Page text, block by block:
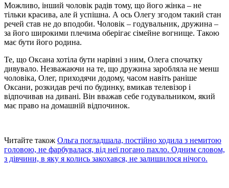
Можливо, інший чоловік радів тому, що його жінка – не
тільки красива, але й успішна. А ось Олегу згодом такий стан
речей став не до вподоби. Чоловік – годувальник, дружина –
за його широкими плечима оберігає сімейне вогнище. Такою
має бути його родина.
Те, що Оксана хотіла бути нарівні з ним, Олега спочатку
дивувало. Незважаючи на те, що дружина заробляла не менш
чоловіка, Олег, приходячи додому, часом навіть раніше
Оксани, розкидав речі по будинку, вмикав телевізор і
відпочивав на дивані. Він вважав себе годувальником, який
має право на домашній відпочинок.
Читайте також Ольга погладшала, постійно ходила з немитою
головою, не фарбувалася, від неї погано пахло. Одним словом,
з дівчини, в яку я колись закохався, не залишилося нічого.